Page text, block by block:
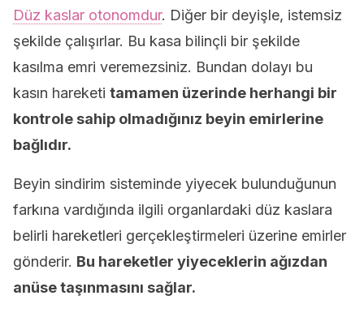
Düz kaslar otonomdur. Diğer bir deyişle, istemsiz
şekilde çalışırlar. Bu kasa bilinçli bir şekilde
kasılma emri veremezsiniz. Bundan dolayı bu
kasın hareketi tamamen üzerinde herhangi bir
kontrole sahip olmadığınız beyin emirlerine
bağlıdır.
Beyin sindirim sisteminde yiyecek bulunduğunun
farkına vardığında ilgili organlardaki düz kaslara
belirli hareketleri gerçekleştirmeleri üzerine emirler
gönderir. Bu hareketler yiyeceklerin ağızdan
anüse taşınmasını sağlar.